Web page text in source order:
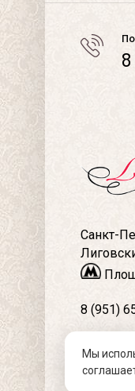
Санкт-
8 (951)
8 (812)
Модная
Мы